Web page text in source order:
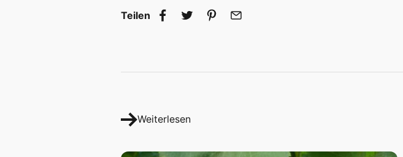
Teilen
Weiterlesen